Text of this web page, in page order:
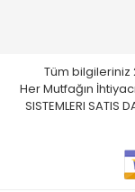
Tüm bilgileriniz
Her Mutfağın
SISTEMLERI SATIS